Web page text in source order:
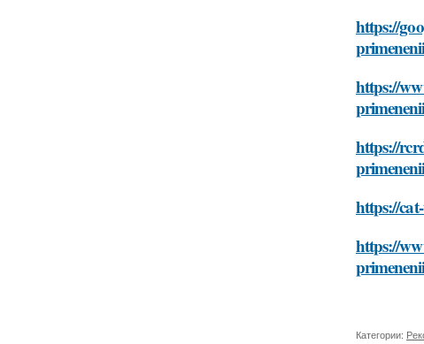
https://
https://
https://
https://
https://
Категории: